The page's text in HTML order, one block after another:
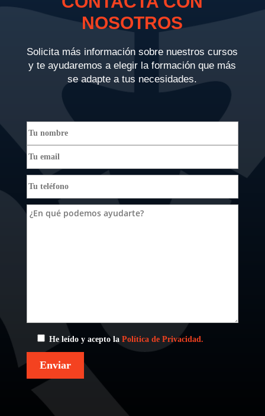
NOSOTROS
Solicita más información sobre nuestros cursos
y te ayudaremos a elegir la formación que más
se adapte a tus necesidades.
He leído y acepto la Política de Privacidad.